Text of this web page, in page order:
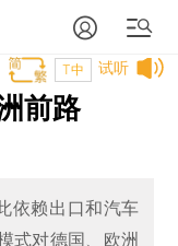
试听
T中
前路
依赖出口和汽车
式对德国、欧洲